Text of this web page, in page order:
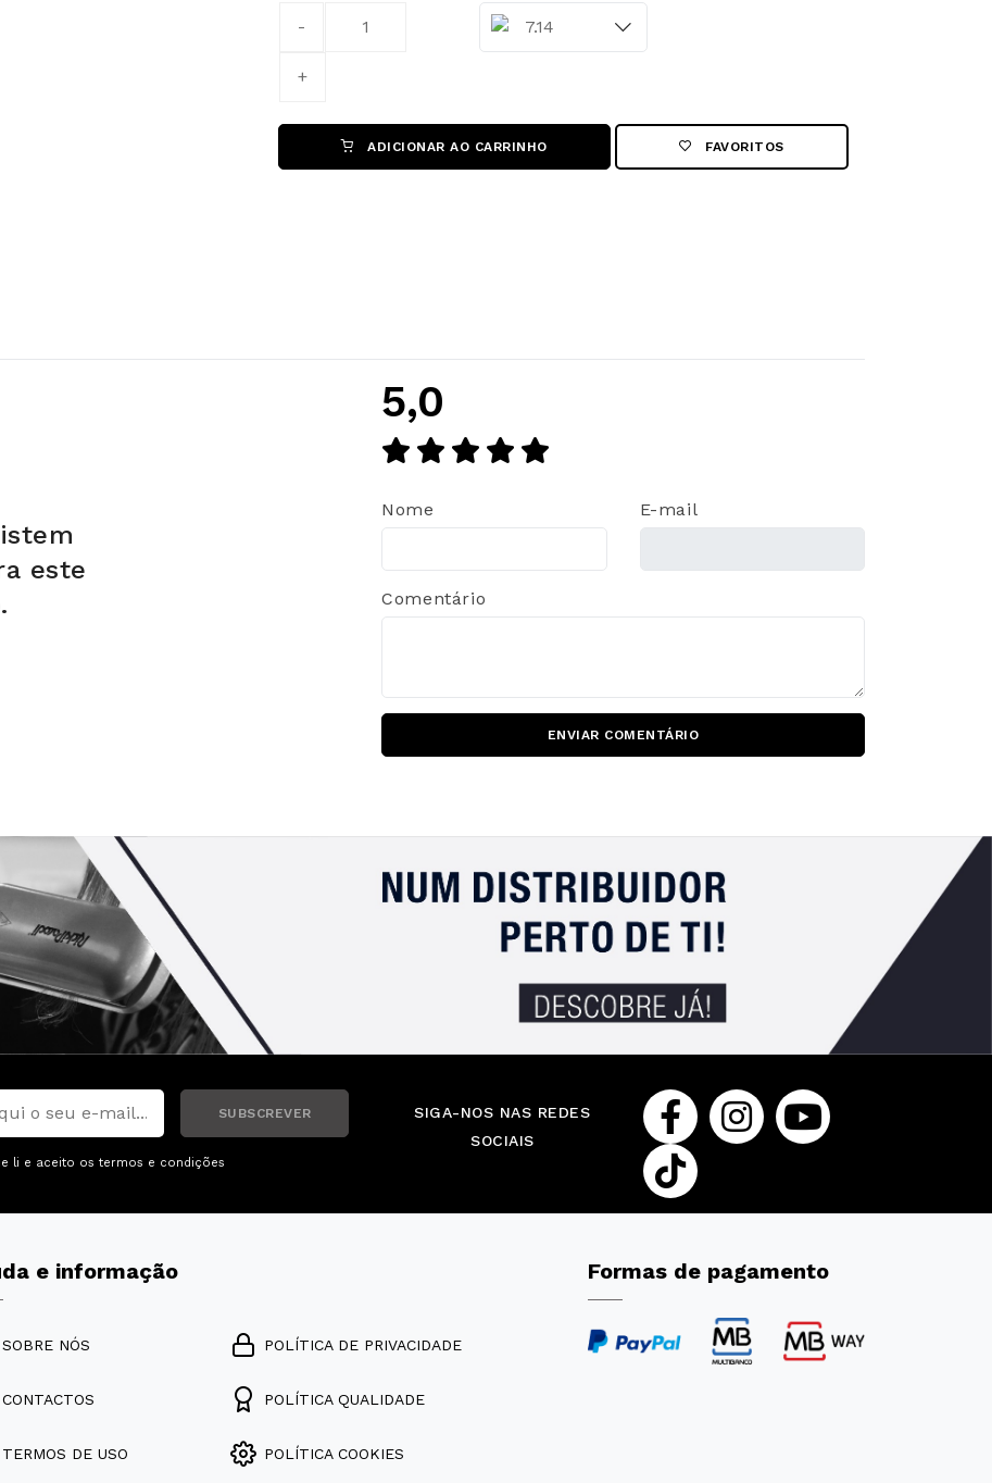
Color
7.14
ADICIONAR AO CARRINHO FAVORITOS
este
5,0
Nome E-mail
Comentário
ENVIAR COMENTÁRIO
SUBSCREVER
li e aceito os termos e condições
SIGA-NOS NAS REDES
SOCIAIS
e informação
SOBRE NÓS
CONTACTOS
TERMOS DE USO
POLÍTICA DE PRIVACIDADE
POLÍTICA QUALIDADE
POLÍTICA COOKIES
Formas de pagamento